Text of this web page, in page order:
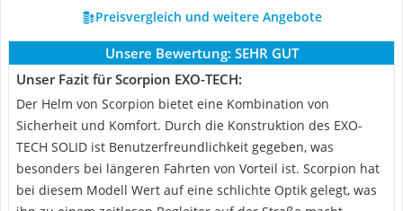
Preisvergleich und weitere Angebote
Unsere Bewertung: SEHR GUT
Unser Fazit für Scorpion EXO-TECH:
Der Helm von Scorpion bietet eine Kombination von
Sicherheit und Komfort. Durch die Konstruktion des EXO-
TECH SOLID ist Benutzerfreundlichkeit gegeben, was
besonders bei längeren Fahrten von Vorteil ist. Scorpion hat
bei diesem Modell Wert auf eine schlichte Optik gelegt, was